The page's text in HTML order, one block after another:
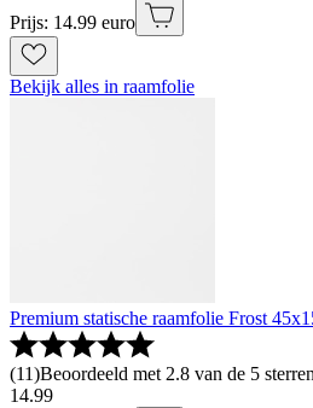
Prijs: 14.99 euro
Bekijk alles in raamfolie
Premium statische raamfolie Frost
(11)Beoordeeld met 2.8 van de 5
14.99